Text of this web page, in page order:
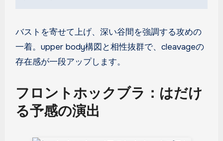
バストを寄せて上げ、深い谷間を強調する攻めの
一着。upper body構図と相性抜群で、cleavageの
存在感が一段アップします。
フロントホックブラ：はだけ
る予感の演出